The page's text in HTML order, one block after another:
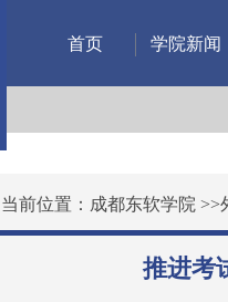
首页 学院新闻
当前位置： 成都东软学院 >>
推进考